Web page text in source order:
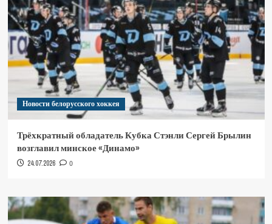
Новости белорусского хоккея
Трёхкратный обладатель Кубка Стэнли Сергей Брылин
возглавил минское «Динамо»
24.07.2026 0